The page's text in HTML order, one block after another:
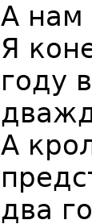
А нам
Я
году
А
два